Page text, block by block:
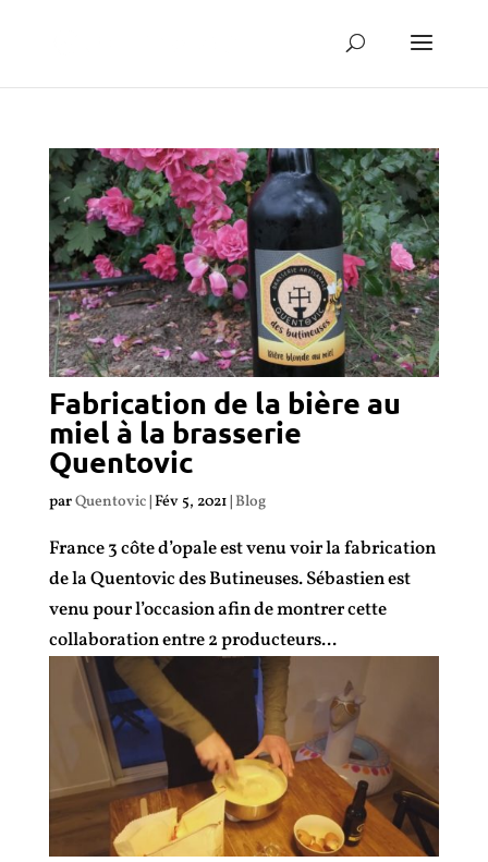
Fabrication de la bière au
miel à la brasserie
Quentovic
parQuentovic|Fév 5, 2021|Blog
France 3 côte d’opale est venu voir la fabrication
de la Quentovic des Butineuses. Sébastien est
venu pour l’occasion afin de montrer cette
collaboration entre 2 producteurs...